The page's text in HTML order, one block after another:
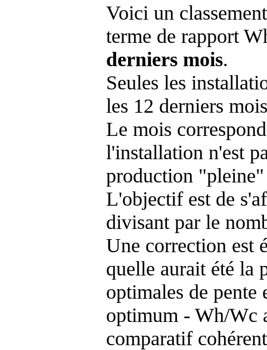
Voici un
terme de rapport
derniers mois.
Seules les
les 12 derniers
Le mois
l'installation n'est
production "pleine"
L'objectif est de
divisant par le
Une correction est
quelle aurait été la
optimales de
optimum - Wh/Wc
comparatif